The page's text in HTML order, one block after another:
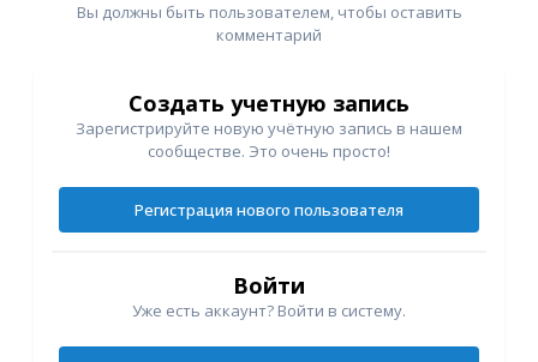
Вы должны быть пользователем, чтобы оставить
комментарий
Создать учетную запись
Зарегистрируйте новую учётную запись в нашем
сообществе. Это очень просто!
Регистрация нового пользователя
Войти
Уже есть аккаунт? Войти в систему.